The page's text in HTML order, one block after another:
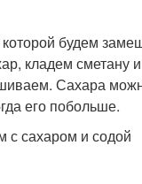
будем
кладем сметану
Сахара
его побольше.
с сахаром и содой